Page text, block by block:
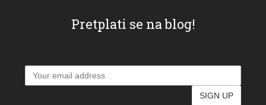
Pretplati se na blog!